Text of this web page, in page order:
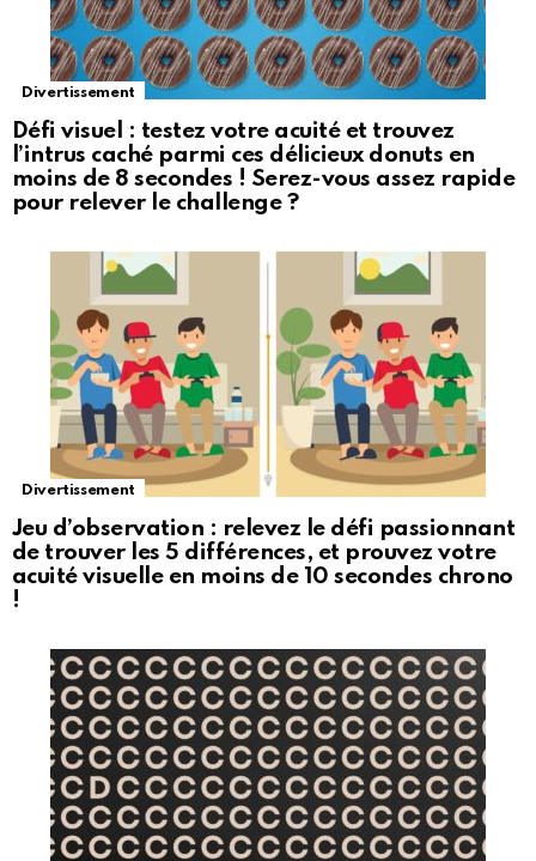
Divertissement
Défi visuel : testez votre acuité et trouvez
l’intrus caché parmi ces délicieux donuts en
moins de 8 secondes ! Serez-vous assez rapide
pour relever le challenge ?
Divertissement
Jeu d’observation : relevez le défi passionnant
de trouver les 5 différences, et prouvez votre
acuité visuelle en moins de 10 secondes chrono
!